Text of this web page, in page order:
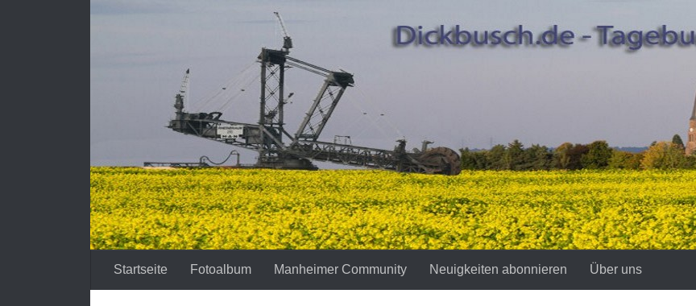
Startseite Fotoalbum Manheimer Community Neuigkeiten abonnieren Über uns